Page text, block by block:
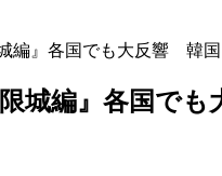
編』各国でも大反響 韓
城編』各国で